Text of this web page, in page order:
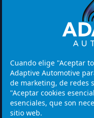
Cuando elige "Aceptar
Adaptive Automotive
de marketing, de redes
"Aceptar cookies
esenciales, que son
sitio web.
Tenga en cuenta: